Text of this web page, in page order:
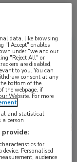
astma te verleggen
data, like browsing
"I Accept" enables
under "we and our
"Reject All" or
are disabled,
to you. You can
consent at any
bottom of the
the webpage, if
Website. For more
and statistical
a person
for
Personalised
audience